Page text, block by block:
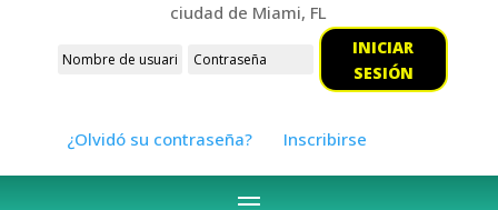
ciudad de Miami, FL
INICIAR
SESIÓN
¿Olvidó su contraseña? Inscribirse